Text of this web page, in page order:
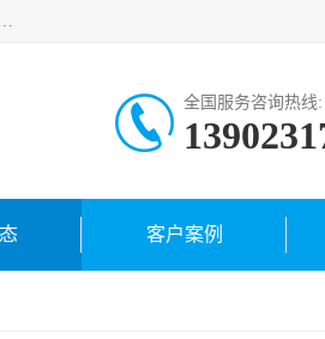
湾东光阀门厂，台湾东光球阀，台湾东光闸阀，台湾东光蝶阀，质量有保证价格有优惠，欢迎咨询。
全国服务咨询热线:
客户案例